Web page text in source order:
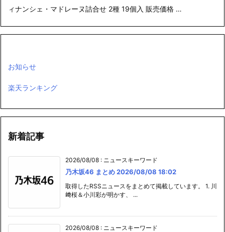
ィナンシェ・マドレーヌ詰合せ 2種 19個入 販売価格 …
お知らせ
楽天ランキング
新着記事
2026/08/08 : ニュースキーワード
乃木坂46 まとめ 2026/08/08 18:02
取得したRSSニュースをまとめて掲載しています。 1. 川
﨑桜＆小川彩が明かす、 ...
2026/08/08 : ニュースキーワード